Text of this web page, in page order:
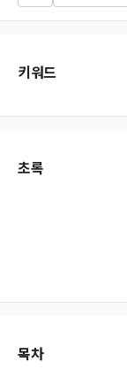
찾기
키워드
초록
목차